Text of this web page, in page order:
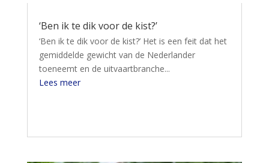
‘Ben ik te dik voor de kist?’
‘Ben ik te dik voor de kist?’ Het is een feit dat het
gemiddelde gewicht van de Nederlander
toeneemt en de uitvaartbranche...
Lees meer